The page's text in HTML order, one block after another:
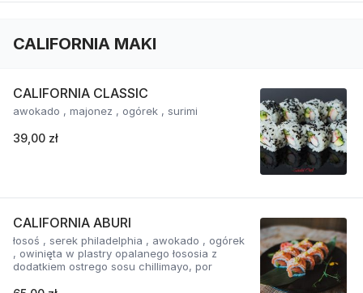
CALIFORNIA MAKI
CALIFORNIA CLASSIC
awokado , majonez , ogórek , surimi
39,00 zł
CALIFORNIA ABURI
łosoś , serek philadelphia , awokado , ogórek
, owinięta w plastry opalanego łososia z
dodatkiem ostrego sosu chillimayo, por